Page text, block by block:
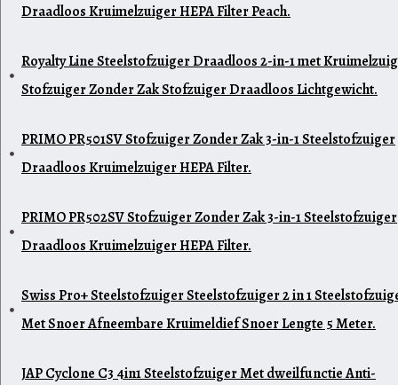
Draadloos Kruimelzuiger HEPA Filter Peach.
Royalty Line Steelstofzuiger Draadloos 2-in-1 met
Stofzuiger Zonder Zak Stofzuiger Draadloos Lichtgewicht.
PRIMO PR501SV Stofzuiger Zonder Zak 3-in-1 Steelstofzuiger
Draadloos Kruimelzuiger HEPA Filter.
PRIMO PR502SV Stofzuiger Zonder Zak 3-in-1 Steelstofzuiger
Draadloos Kruimelzuiger HEPA Filter.
Swiss Pro+ Steelstofzuiger Steelstofzuiger 2 in 1
Met Snoer Afneembare Kruimeldief Snoer Lengte 5 Meter.
JAP Cyclone C3 4in1 Steelstofzuiger Met dweilfunctie Anti-